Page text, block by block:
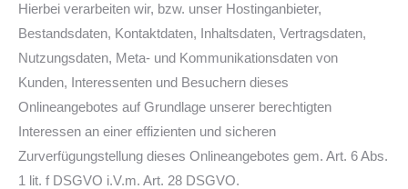
Hierbei verarbeiten wir, bzw. unser Hostinganbieter,
Bestandsdaten, Kontaktdaten, Inhaltsdaten, Vertragsdaten,
Nutzungsdaten, Meta- und Kommunikationsdaten von
Kunden, Interessenten und Besuchern dieses
Onlineangebotes auf Grundlage unserer berechtigten
Interessen an einer effizienten und sicheren
Zurverfügungstellung dieses Onlineangebotes gem. Art. 6 Abs.
1 lit. f DSGVO i.V.m. Art. 28 DSGVO.